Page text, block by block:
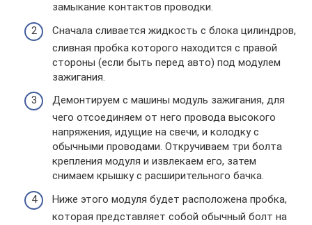
замыкание контактов проводки.
Сначала сливается жидкость с блока цилиндров,
сливная пробка которого находится с правой
стороны (если быть перед авто) под модулем
зажигания.
Демонтируем с машины модуль зажигания, для
чего отсоединяем от него провода высокого
напряжения, идущие на свечи, и колодку с
обычными проводами. Откручиваем три болта
крепления модуля и извлекаем его, затем
снимаем крышку с расширительного бачка.
Ниже этого модуля будет расположена пробка,
которая представляет собой обычный болт на